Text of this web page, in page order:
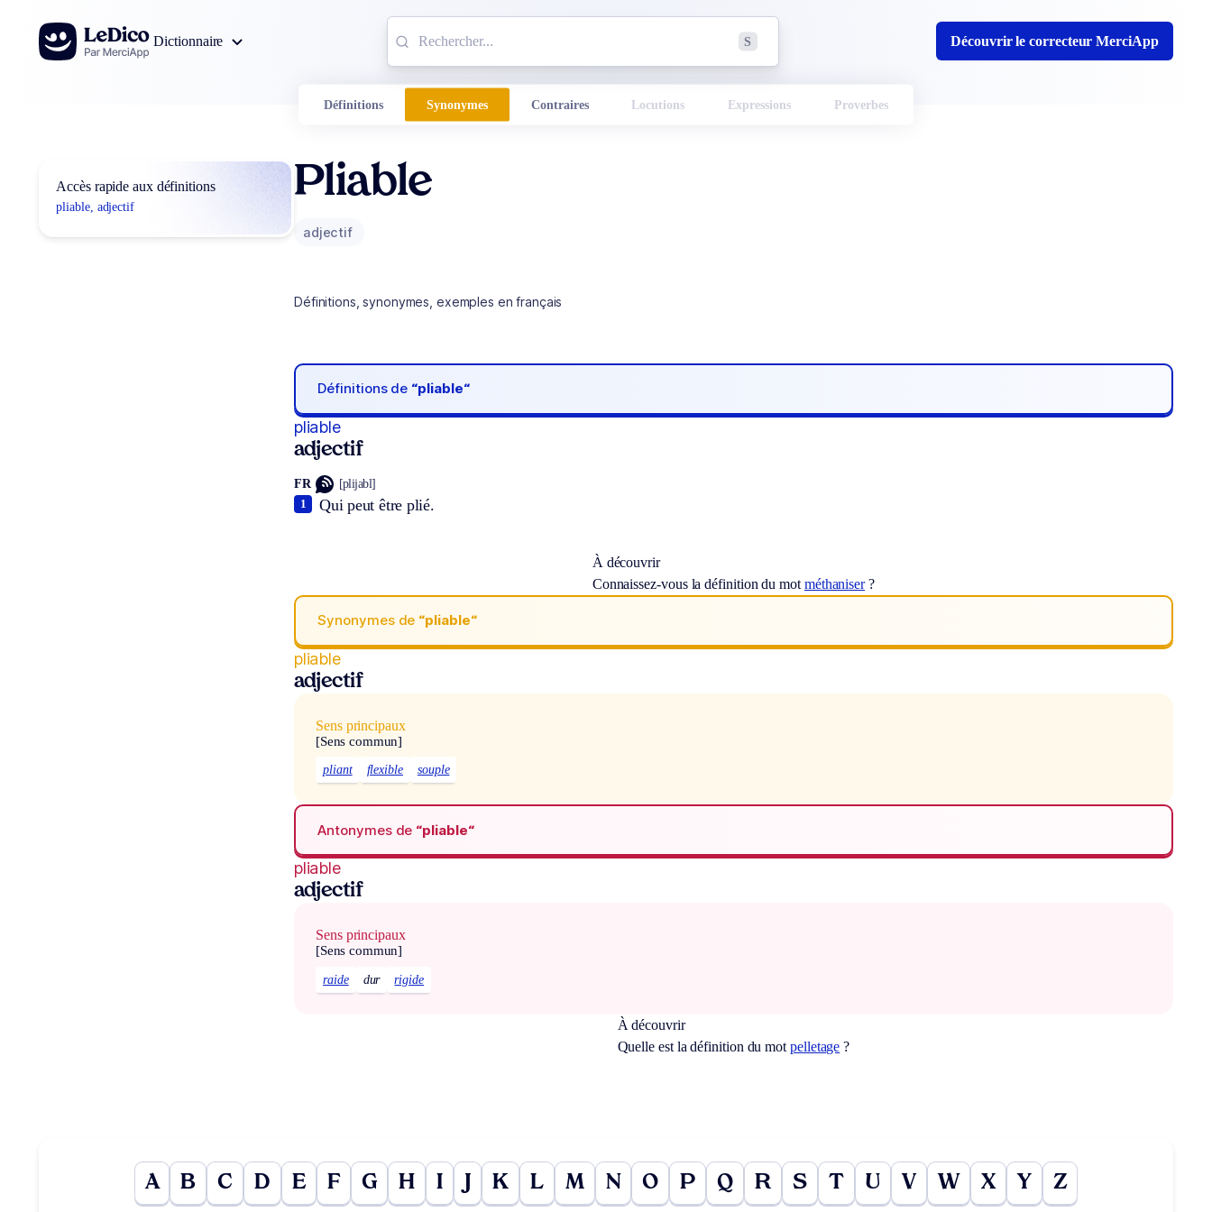
Aller au contenu
Dictionnaire
S Découvrir le correcteur MerciApp
Définitions Synonymes Contraires Locutions Expressions Proverbes
Accès rapide aux définitions
pliable, adjectif
Pliable
adjectif
Définitions, synonymes, exemples en français
Définitions de “pliable“
pliable
adjectif
FR [plijabl]
Qui peut être plié.
1
À découvrir
Connaissez-vous la définition du mot méthaniser?
Synonymes de “pliable“
pliable
adjectif
Sens principaux
[Sens commun]
pliant flexible souple
Antonymes de “pliable“
pliable
adjectif
Sens principaux
[Sens commun]
raide dur rigide
À découvrir
Quelle est la définition du motpelletage ?
A B C D E F G H I J K L M N O P Q R S T U V W X Y Z